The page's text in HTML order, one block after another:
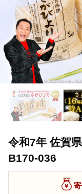
令和7年 佐賀
B170-036